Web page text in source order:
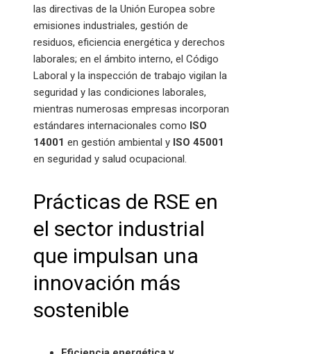
las directivas de la Unión Europea sobre
emisiones industriales, gestión de
residuos, eficiencia energética y derechos
laborales; en el ámbito interno, el Código
Laboral y la inspección de trabajo vigilan la
seguridad y las condiciones laborales,
mientras numerosas empresas incorporan
estándares internacionales como ISO
14001 en gestión ambiental y ISO 45001
en seguridad y salud ocupacional.
Prácticas de RSE en
el sector industrial
que impulsan una
innovación más
sostenible